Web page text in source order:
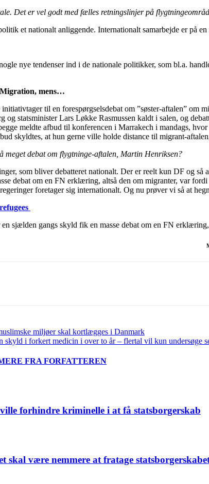
Det er vel godt med fælles retningslinjer på
et nationalt anliggende. Internationalt samarbejde er på
nye tendenser ind i de nationale politikker, som bl.a.
mens…
til en forespørgselsdebat om ”søster-aftalen”
og statsminister Lars Løkke Rasmussen kaldt i salen, og
meldte afbud til konferencen i Marrakech i mandags,
skyldtes, at hun gerne ville holde distance til migrant-
meget debat om flygtninge-aftalen, Martin Henriksen?
som bliver debatteret nationalt. Der er reelt kun DF og
debat om en FN erklæring, altså den om migranter, var
foretager sig internationalt. Og nu prøver vi så at
sjælden gangs skyld fik en masse debat om en FN
miljøer skal kortlægges i Danmark
skyld i forkert medicin i over to år – flertal vil kun undersøge
FRA FORFATTEREN
forhindre kriminelle i at få statsborgerskab
skal være nemmere at fratage